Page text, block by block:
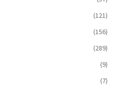
(121)
(156)
(289)
(9)
(7)